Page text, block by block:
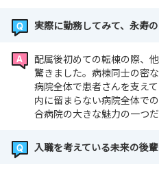
48a5#miniTab
皆様からのエントリーお待
実際に勤務してみて、永寿
配属後初めての転棟の際、
驚きました。病棟同士の密
病院全体で患者さんを支え
内に留まらない病院全体で
合病院の大きな魅力の一つだ
入職を考えている未来の後